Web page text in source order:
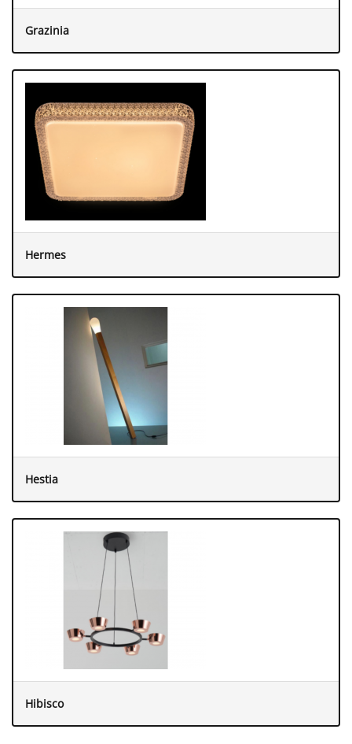
Grazinia
Hermes
Hestia
Hibisco